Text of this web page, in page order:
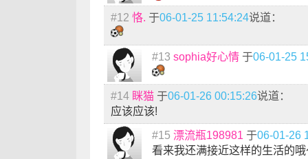
#12 恪. 于06-01-25 11:54:24说道：
#13 sophia好心情 于06-01-25
#14 眯猫 于06-01-26 00:15:26说道：
应该应该!
#15 漂流瓶198981 于06-01-26
看来我还满接近这样的生活的